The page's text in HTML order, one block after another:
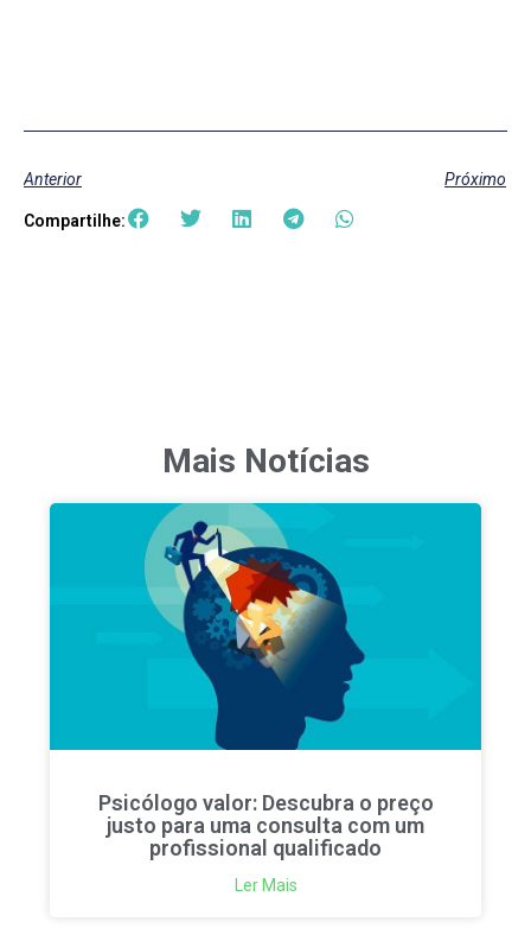
Anterior Próximo
Compartilhe:
Mais Notícias
Psicólogo valor: Descubra o preço
justo para uma consulta com um
profissional qualificado
Ler Mais